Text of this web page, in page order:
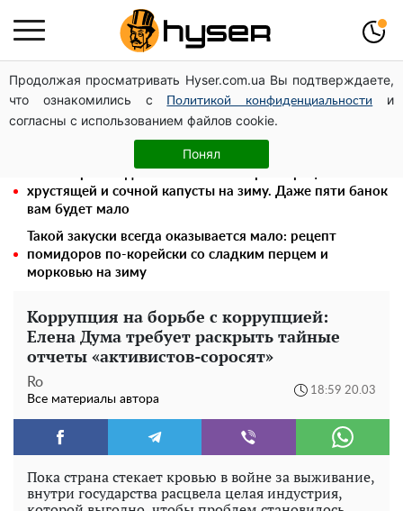
Продолжая просматривать Hyser.com.ua Вы подтверждаете,
что ознакомились с
Политикой конфиденциальности
и
согласны с использованием файлов cookie.
Понял
Елена Тополя слив видео – это далеко не все:
фронтмен "Антитела" Тарас Тополя стал следующим
Полностью голая Анна Тринчер блеснула
"прелестями": таких размеров вы еще не видели
хрустящей и сочной капусты на зиму. Даже пяти банок
вам будет мало
Такой закуски всегда оказывается мало: рецепт
помидоров по-корейски со сладким перцем и
морковью на зиму
Коррупция на борьбе с коррупцией:
Елена Дума требует раскрыть тайные
отчеты «активистов-соросят»
Ro
Все материалы автора
18:59 20.03
Пока страна стекает кровью в войне за выживание,
внутри государства расцвела целая индустрия,